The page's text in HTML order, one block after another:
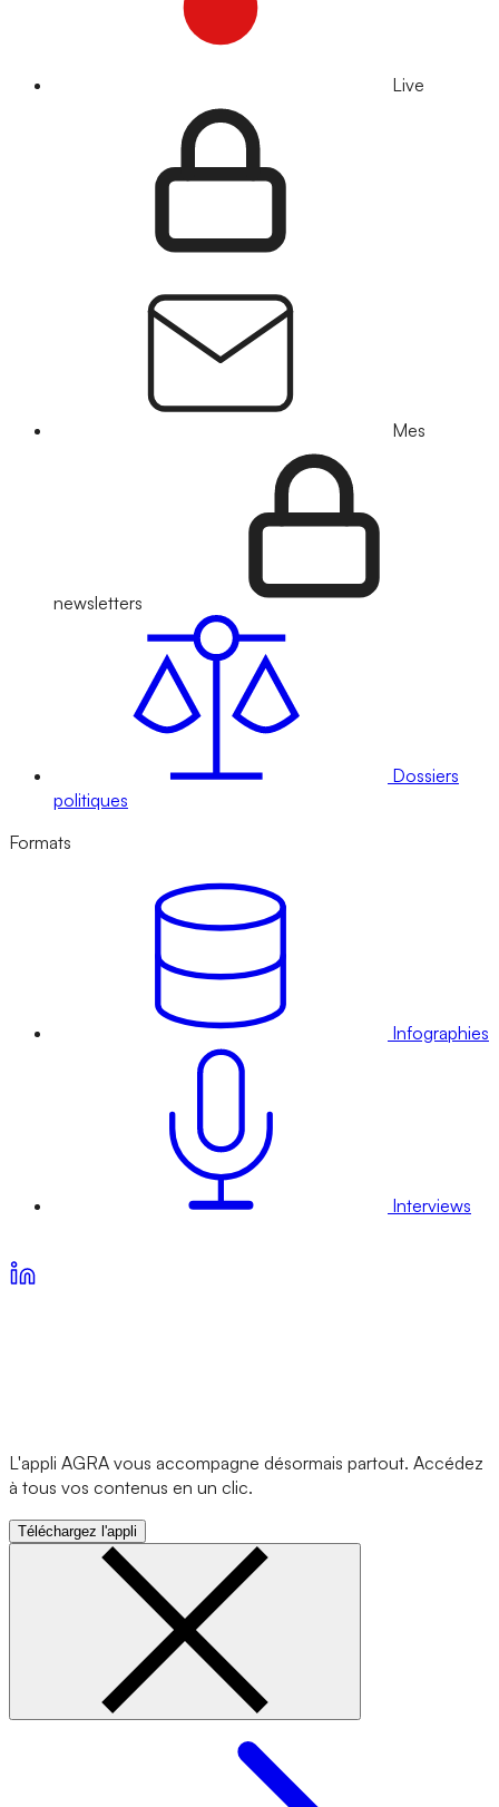
Live
Mes
newsletters
Dossiers
politiques
Formats
Infographies
Interviews
L'appli AGRA vous accompagne désormais partout. Accédez
à tous vos contenus en un clic.
Téléchargez l'appli